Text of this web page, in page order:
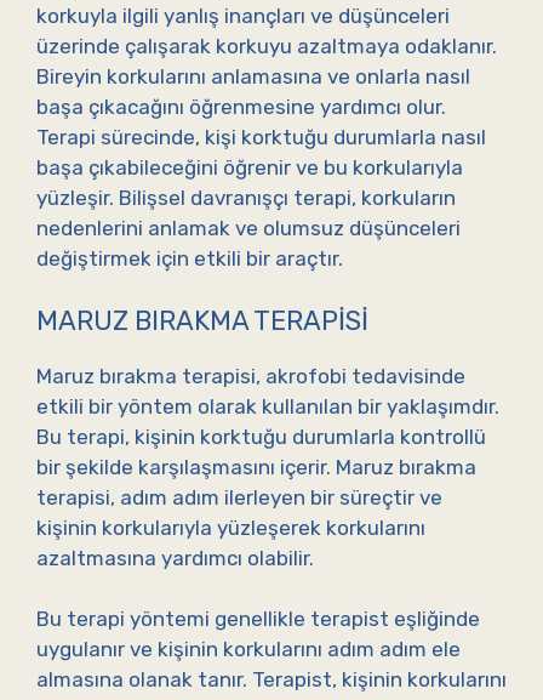
korkuyla ilgili yanlış inançları ve düşünceleri
üzerinde çalışarak korkuyu azaltmaya odaklanır.
Bireyin korkularını anlamasına ve onlarla nasıl
başa çıkacağını öğrenmesine yardımcı olur.
Terapi sürecinde, kişi korktuğu durumlarla nasıl
başa çıkabileceğini öğrenir ve bu korkularıyla
yüzleşir. Bilişsel davranışçı terapi, korkuların
nedenlerini anlamak ve olumsuz düşünceleri
değiştirmek için etkili bir araçtır.
MARUZ BIRAKMA TERAPISI
Maruz bırakma terapisi, akrofobi tedavisinde
etkili bir yöntem olarak kullanılan bir yaklaşımdır.
Bu terapi, kişinin korktuğu durumlarla kontrollü
bir şekilde karşılaşmasını içerir. Maruz bırakma
terapisi, adım adım ilerleyen bir süreçtir ve
kişinin korkularıyla yüzleşerek korkularını
azaltmasına yardımcı olabilir.
Bu terapi yöntemi genellikle terapist eşliğinde
uygulanır ve kişinin korkularını adım adım ele
almasına olanak tanır. Terapist, kişinin korkularını